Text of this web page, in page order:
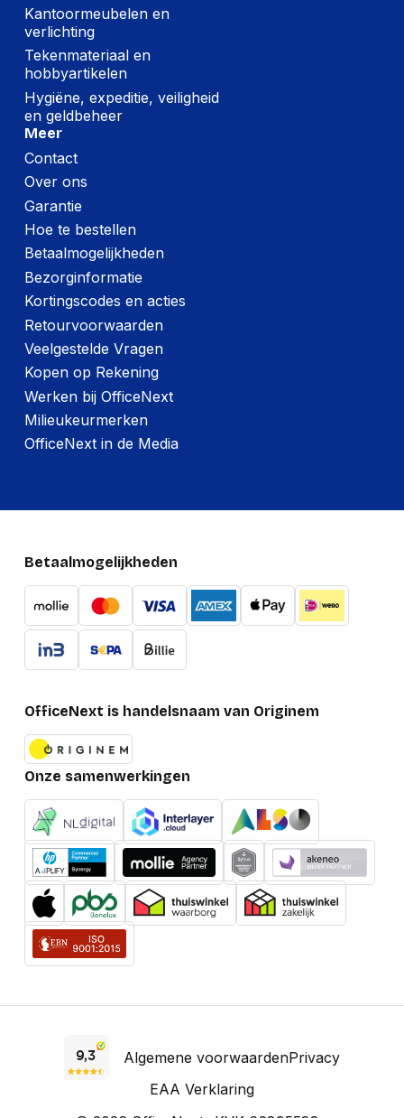
3,5mm-connector
USB-aansluiting
Prestatie
Draagwijze
Headset type
Type product
Aanbevolen gebruik
Kleurnaam
Type verpakking
Diepte verpakking
Hoogte verpakking
Breedte verpakking
Kantoormeubelen en
verlichting
Tekenmateriaal en
hobbyartikelen
Hygiëne, expeditie, veiligheid
en geldbeheer
Meer
Contact
Over ons
Garantie
Hoe te bestellen
Betaalmogelijkheden
Bezorginformatie
Kortingscodes en acties
Retourvoorwaarden
Veelgestelde Vragen
Kopen op Rekening
Werken bij OfficeNext
Milieukeurmerken
OfficeNext in de Media
Betaalmogelijkheden
OfficeNext is handelsnaam van Originem
Onze samenwerkingen
Algemene voorwaardenPrivacy
EAA Verklaring